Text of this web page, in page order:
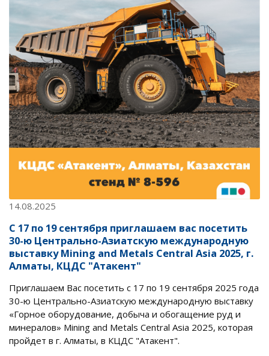
14.08.2025
С 17 по 19 сентября приглашаем вас посетить
30-ю Центрально-Азиатскую международную
выставку Mining and Metals Central Asia 2025, г.
Алматы, КЦДС "Атакент"
Приглашаем Вас посетить с 17 по 19 сентября 2025 года
30-ю Центрально-Азиатскую международную выставку
«Горное оборудование, добыча и обогащение руд и
минералов» Mining and Metals Central Asia 2025, которая
пройдет в г. Алматы, в КЦДС "Атакент".